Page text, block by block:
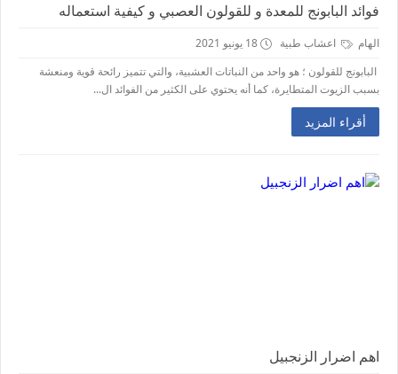
فوائد البابونج للمعدة و للقولون العصبي و كيفية استعماله
الهام اعشاب طبية
18 يونيو 2021
البابونج للقولون ؛ هو واحد من النباتات العشبية، والتي تتميز رائحة قوية ومنعشة
بسبب الزيوت المتطايرة، كما أنه يحتوي على الكثير من الفوائد ال...
أقراء المزيد
اهم اضرار الزنجبيل